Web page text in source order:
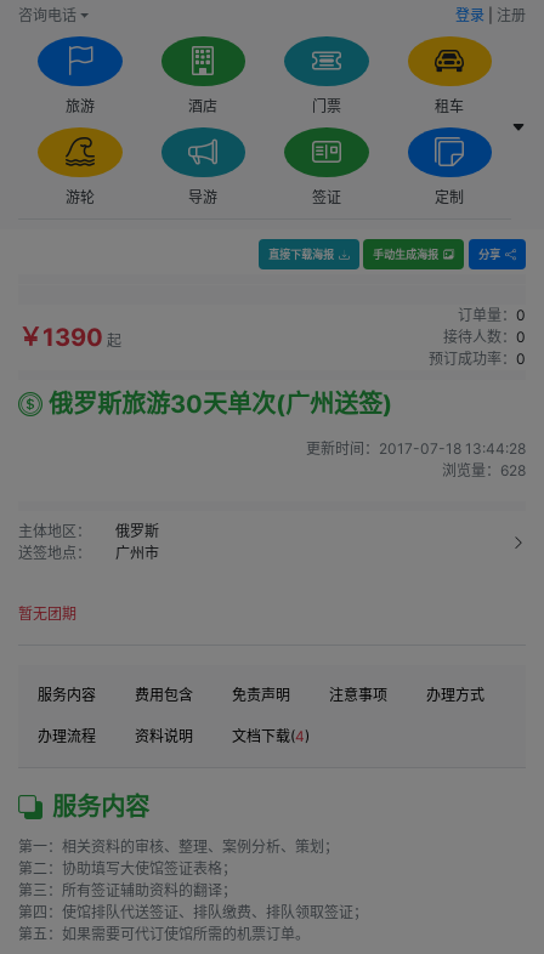
咨询电话 登录 注册
旅游 酒店 门票 租车
游轮 导游 签证 定制
直接下载海报 手动生成海报 分享
￥1390 起
订单量： 0
接待人数： 0
预订成功率： 0
俄罗斯旅游30天单次(广州送签)
更新时间： 2017-07-18 13:44:28
浏览量： 628
主体地区：
俄罗斯
送签地点：
广州市
暂无团期
服务内容 费用包含 免责声明 注意事项 办理方式
办理流程 资料说明 文档下载(4)
服务内容
第一：相关资料的审核、整理、案例分析、策划；
第二：协助填写大使馆签证表格；
第三：所有签证辅助资料的翻译；
第四：使馆排队代送签证、排队缴费、排队领取签证；
第五：如果需要可代订使馆所需的机票订单。